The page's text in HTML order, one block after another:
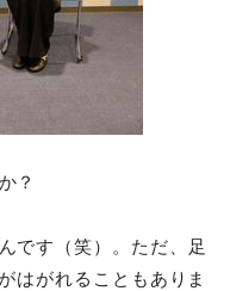
？
です（笑）。ただ、足
はがれることもありま